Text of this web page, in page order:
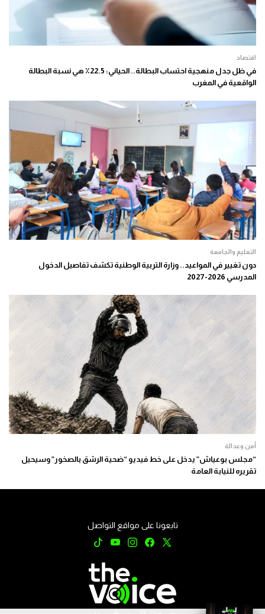
اقتصاد
في ظل جدل منهجية احتساب البطالة.. الحياني: 22.5٪ هي نسبة البطالة
الواقعية في المغرب
التعليم والجامعة
دون تغيير في المواعيد.. وزارة التربية الوطنية تكشف تفاصيل الدخول
المدرسي 2026-2027
أمن وعدالة
“مجلس بوعياش” يدخل على خط فيديو “ضحية الرشق بالصخور” وسيحيل
تقريره للنيابة العامة
تابعونا على مواقع التواصل